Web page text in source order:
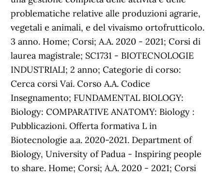
problematiche relative alle produzioni agrarie,
vegetali e animali, e del vivaismo ortofrutticolo.
3 anno. Home; Corsi; A.A. 2020 - 2021; Corsi di
laurea magistrale; SC1731 - BIOTECNOLOGIE
INDUSTRIALI; 2 anno; Categorie di corso:
Cerca corsi Vai. Corso A.A. Codice
Insegnamento; FUNDAMENTAL BIOLOGY:
Biology: COMPARATIVE ANATOMY: Biology :
Pubblicazioni. Offerta formativa L in
Biotecnologie a.a. 2020-2021. Department of
Biology, University of Padua - Inspiring people
to share. Home; Corsi; A.A. 2020 - 2021; Corsi